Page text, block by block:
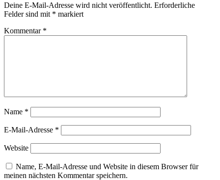
Deine E-Mail-Adresse wird nicht veröffentlicht. Erforderliche
Felder sind mit * markiert
Kommentar *
Name *
E-Mail-Adresse *
Website
Name, E-Mail-Adresse und Website in diesem Browser für
meinen nächsten Kommentar speichern.